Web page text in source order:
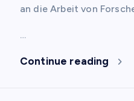
an die Arbeit von
…
Continue reading